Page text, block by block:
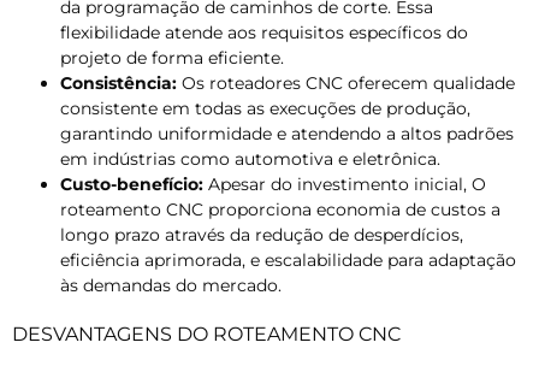
da programação de caminhos de corte. Essa
flexibilidade atende aos requisitos específicos do
projeto de forma eficiente.
Consistência: Os roteadores CNC oferecem qualidade
consistente em todas as execuções de produção,
garantindo uniformidade e atendendo a altos padrões
em indústrias como automotiva e eletrônica.
Custo-benefício: Apesar do investimento inicial, O
roteamento CNC proporciona economia de custos a
longo prazo através da redução de desperdícios,
eficiência aprimorada, e escalabilidade para adaptação
às demandas do mercado.
DESVANTAGENS DO ROTEAMENTO CNC